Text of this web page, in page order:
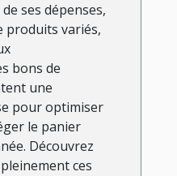
ses dépenses,
variés,
bons de
une
pour optimiser
le panier
Découvrez
ces